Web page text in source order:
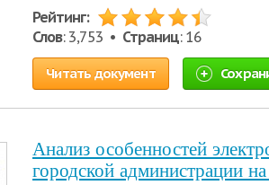
Рейтинг:
Слов: 3,753 • Страниц: 16
Читать документ
Анализ особенностей
городской администрации